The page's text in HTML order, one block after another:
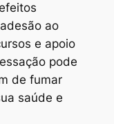
ao
e apoio
pode
de fumar
saúde e